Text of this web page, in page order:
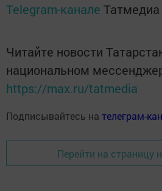
Telegram-канале Татмедиа
Читайте новости
национальном
https://max.ru/tatmedia
Подписывайтесь на телеграм-
Перейти на страницу